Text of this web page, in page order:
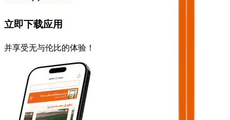
立即下载应用
并享受无与伦比的体验！